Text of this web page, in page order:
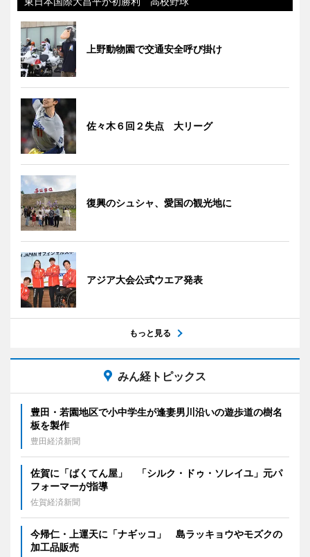
上野動物園で交通安全呼び掛け
佐々木６回２失点 大リーグ
復興のシュシャ、愛国の観光地に
アジア大会公式ウエア発表
もっと見る
みん経トピックス
豊田・若園地区で小中学生が逢妻男川沿いの遊歩道の樹名
板を製作
豊田経済新聞
佐賀に「ばくてん屋」 「シルク・ドゥ・ソレイユ」元パ
フォーマーが指導
佐賀経済新聞
今帰仁・上運天に「ナギッコ」 島ラッキョウやモズクの
加工品販売